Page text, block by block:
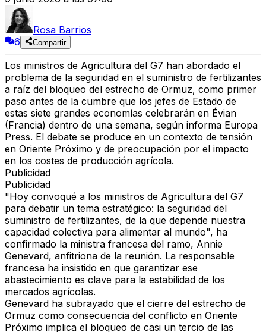
Rosa Barrios
6
Compartir
Los ministros de Agricultura del G7 han abordado el
problema de la seguridad en el suministro de fertilizantes
a raíz del bloqueo del estrecho de Ormuz, como primer
paso antes de la cumbre que los jefes de Estado de
estas siete grandes economías celebrarán en Évian
(Francia) dentro de una semana, según informa Europa
Press. El debate se produce en un contexto de tensión
en Oriente Próximo y de preocupación por el impacto
en los costes de producción agrícola.
Publicidad
Publicidad
"Hoy convoqué a los ministros de Agricultura del G7
para debatir un tema estratégico: la seguridad del
suministro de fertilizantes, de la que depende nuestra
capacidad colectiva para alimentar al mundo", ha
confirmado la ministra francesa del ramo, Annie
Genevard, anfitriona de la reunión. La responsable
francesa ha insistido en que garantizar ese
abastecimiento es clave para la estabilidad de los
mercados agrícolas.
Genevard ha subrayado que el cierre del estrecho de
Ormuz como consecuencia del conflicto en Oriente
Próximo implica el bloqueo de casi un tercio de las